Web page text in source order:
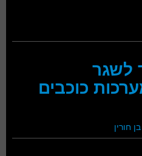
לשגר
כוכבים
חורין